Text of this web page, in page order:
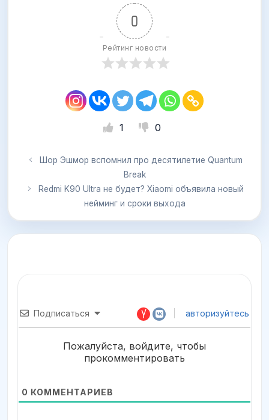
0
Рейтинг новости
1 0
Шор Эшмор вспомнил про десятилетие Quantum
Break
Redmi K90 Ultra не будет? Xiaomi объявила новый
нейминг и сроки выхода
Подписаться авторизуйтесь
Пожалуйста, войдите, чтобы
прокомментировать
0 КОММЕНТАРИЕВ